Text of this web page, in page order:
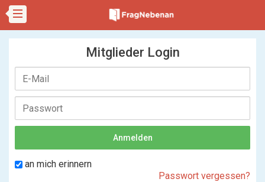
Mitglieder Login
an mich erinnern
Passwort vergessen?